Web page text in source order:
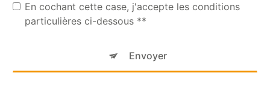
En cochant cette case, j'accepte les conditions
particulières ci-dessous **
Envoyer